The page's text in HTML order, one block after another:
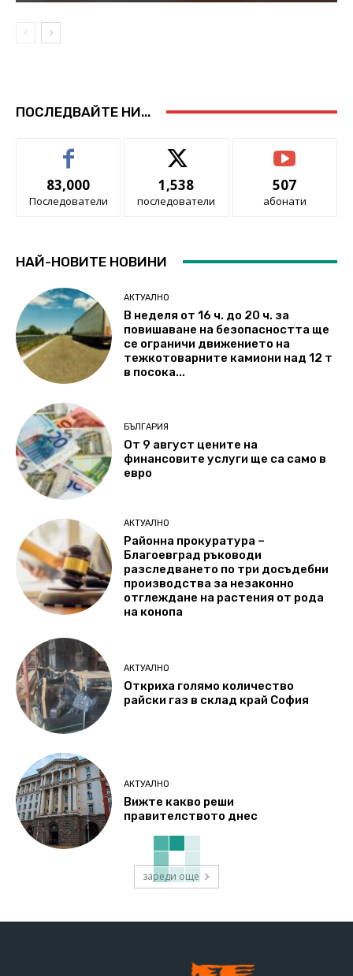
ПОСЛЕДВАЙТЕ НИ...
83,000
Последователи
1,538
последователи
507
абонати
НАЙ-НОВИТЕ НОВИНИ
АКТУАЛНО
В неделя от 16 ч. до 20 ч. за
повишаване на безопасността ще
се ограничи движението на
тежкотоварните камиони над 12 т
в посока...
БЪЛГАРИЯ
От 9 август цените на
финансовите услуги ще са само в
евро
АКТУАЛНО
Районна прокуратура –
Благоевград ръководи
разследването по три досъдебни
производства за незаконно
отглеждане на растения от рода
на конопа
АКТУАЛНО
Откриха голямо количество
райски газ в склад край София
АКТУАЛНО
Вижте какво реши
правителството днес
зареди още